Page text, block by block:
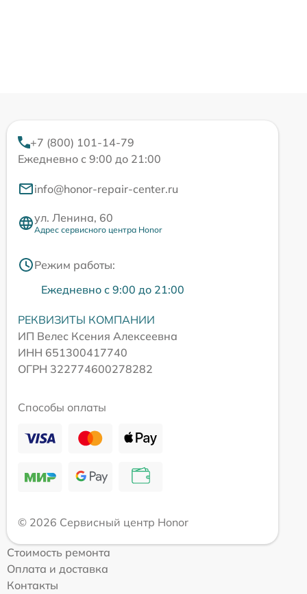
+7 (800) 101-14-79
Ежедневно с 9:00 до 21:00
info@honor-repair-center.ru
ул. Ленина, 60
Адрес сервисного центра Honor
Режим работы:
Ежедневно с 9:00 до 21:00
РЕКВИЗИТЫ КОМПАНИИ
ИП Велес Ксения Алексеевна
ИНН 651300417740
ОГРН 322774600278282
Способы оплаты
© 2026 Сервисный центр Honor
Стоимость ремонта
Оплата и доставка
Контакты